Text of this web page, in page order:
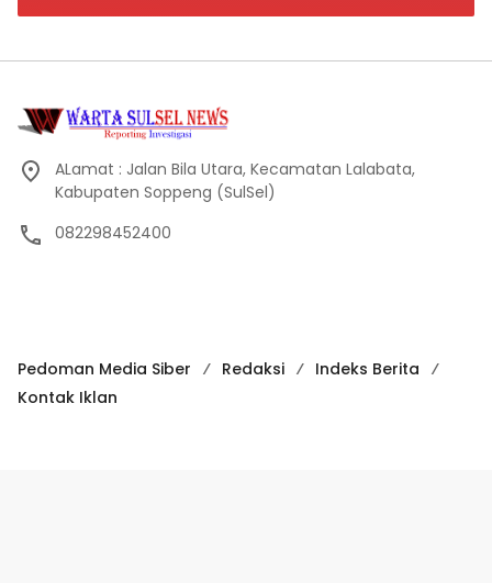
ALamat : Jalan Bila Utara, Kecamatan Lalabata,
Kabupaten Soppeng (SulSel)
082298452400
Pedoman Media Siber Redaksi
Indeks Berita
Kontak Iklan